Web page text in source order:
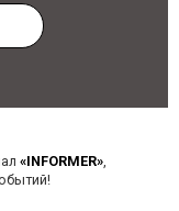
«INFORMER»,